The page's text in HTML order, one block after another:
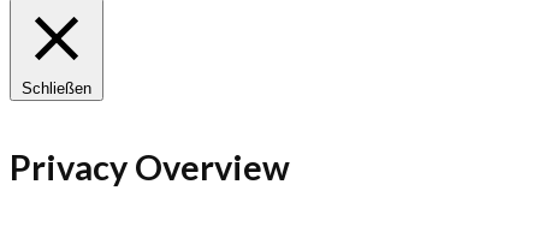
Schließen
Privacy Overview